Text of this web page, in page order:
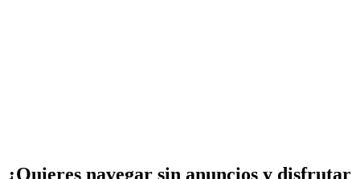
¿Quieres navegar sin anuncios y disfrutar